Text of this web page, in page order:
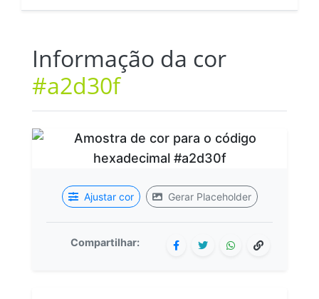
Informação da cor
#a2d30f
Ajustar cor Gerar Placeholder
Compartilhar: